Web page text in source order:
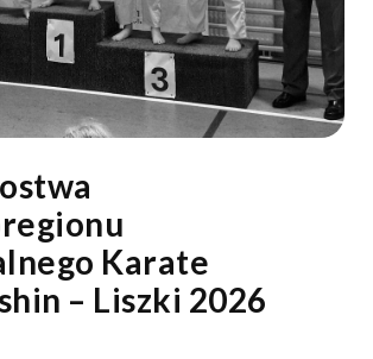
Karate
– Liszki 2026